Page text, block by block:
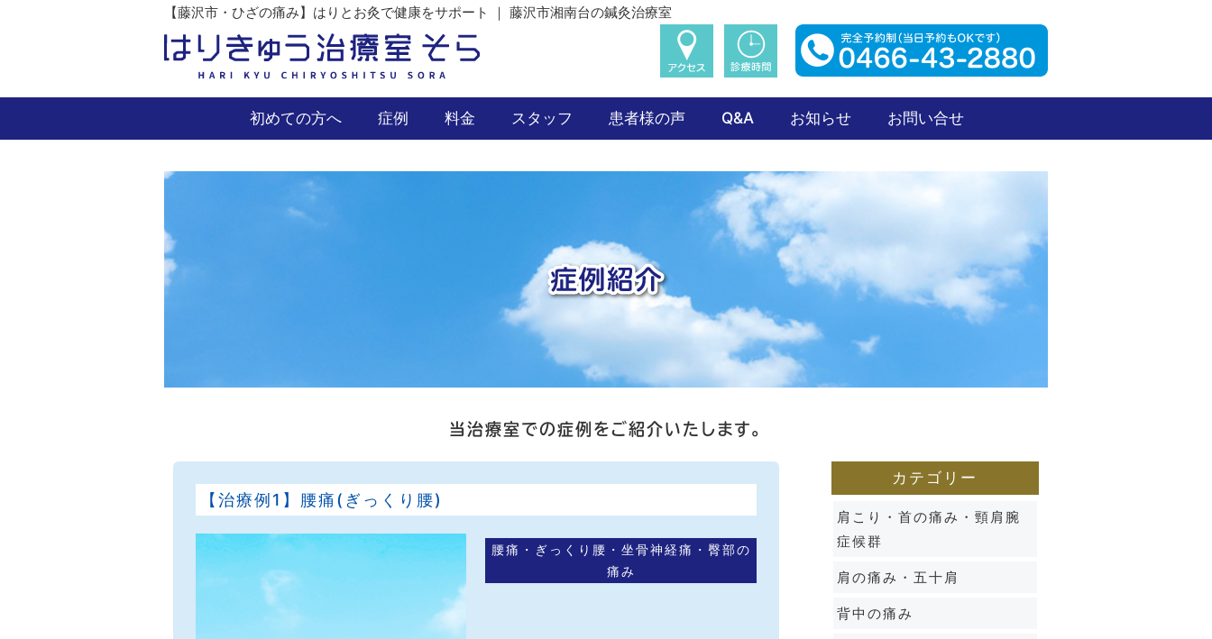
【藤沢市・ひざの痛み】はりとお灸で健康をサポート ｜ 藤沢市湘南台の鍼灸治療室
初めての方へ 症例 料金 スタッフ 患者様の声 Q&A お知らせ お問い合せ
当治療室での症例をご紹介いたします。
【治療例1】腰痛(ぎっくり腰)
腰痛・ぎっくり腰・坐骨神経痛・臀部の
痛み
カテゴリー
肩こり・首の痛み・頸肩腕
症候群
肩の痛み・五十肩
背中の痛み